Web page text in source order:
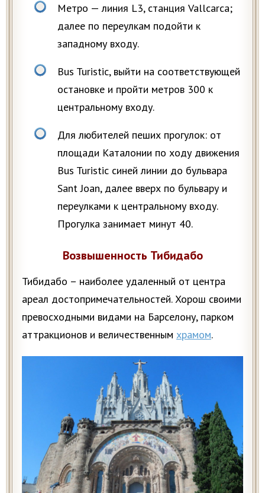
Метро — линия L3, станция Vallcarca;
далее по переулкам подойти к
западному входу.
Bus Turistic, выйти на соответствующей
остановке и пройти метров 300 к
центральному входу.
Для любителей пеших прогулок: от
площади Каталонии по ходу движения
Bus Turistic синей линии до бульвара
Sant Joan, далее вверх по бульвару и
переулками к центральному входу.
Прогулка занимает минут 40.
Возвышенность Тибидабо
Тибидабо – наиболее удаленный от центра
ареал достопримечательностей. Хорош своими
превосходными видами на Барселону, парком
аттракционов и величественным храмом.